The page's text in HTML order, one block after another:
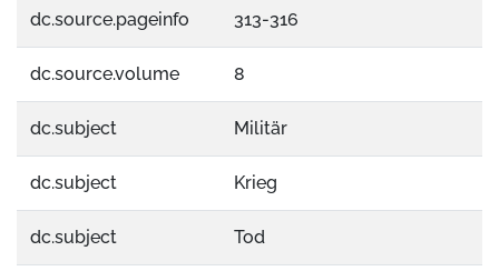
dc.source.pageinfo 313-316
dc.source.volume 8
dc.subject Militär
dc.subject Krieg
dc.subject Tod